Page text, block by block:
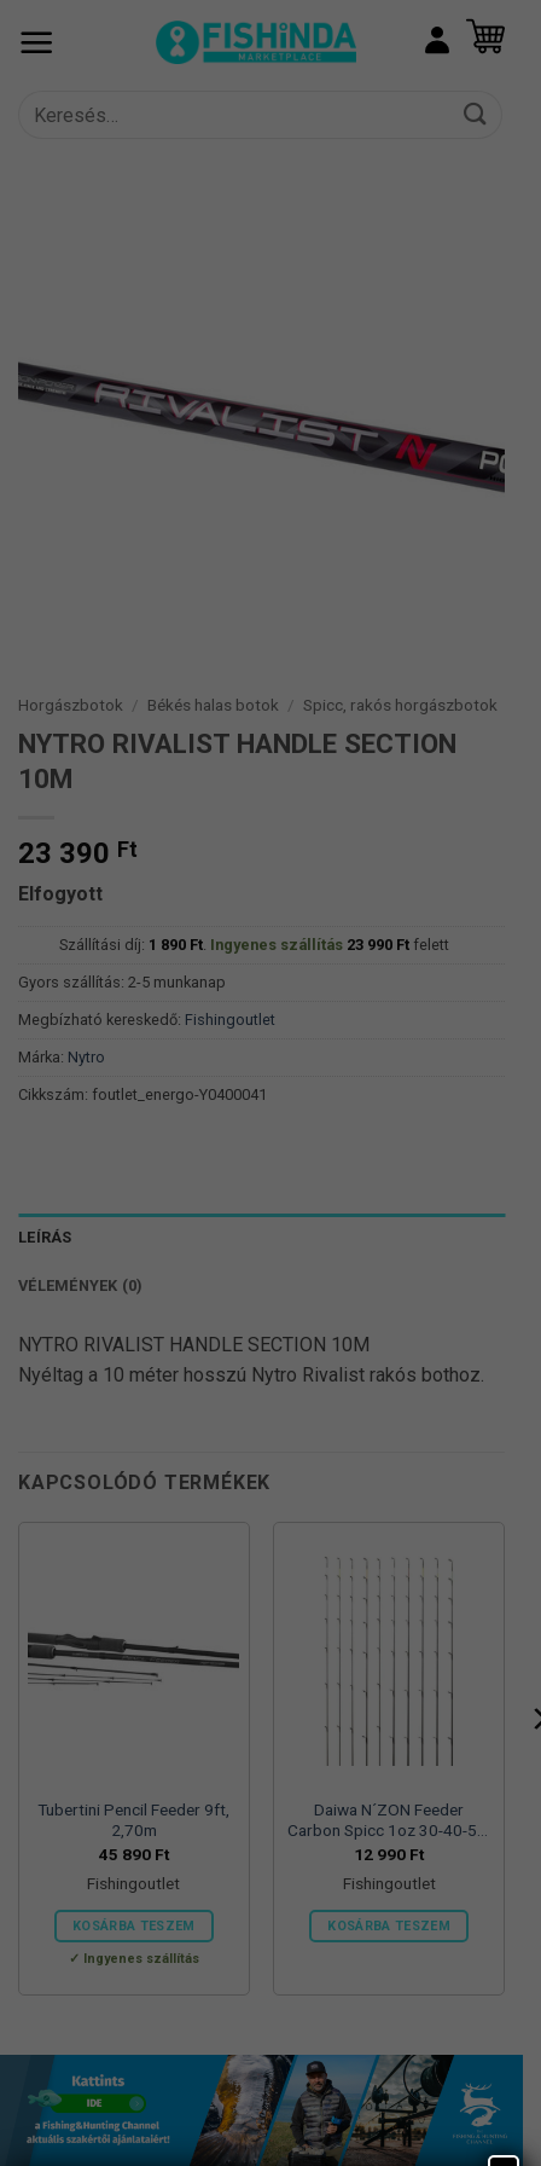
Keresés
Horgászbotok / Békés halas botok / Spicc, rakós horgászbotok
NYTRO RIVALIST HANDLE SECTION
10M
23 390 Ft
Elfogyott
Szállítási díj: 1 890 Ft. Ingyenes szállítás 23 990 Ftfelett
Gyors szállítás: 2-5 munkanap
Megbízható kereskedő: Fishingoutlet
Márka: Nytro
Cikkszám: foutlet_energo-Y0400041
LEÍRÁS
VÉLEMÉNYEK (0)
NYTRO RIVALIST HANDLE SECTION 10M
Nyéltag a 10 méter hosszú Nytro Rivalist rakós bothoz.
KAPCSOLÓDÓ TERMÉKEK
Tubertini Pencil Feeder 9ft,
2,70m
45 890 Ft
Fishingoutlet
KOSÁRBA TESZEM
Ingyenes szállítás
Daiwa N´ZON Feeder
Carbon Spicc 1oz 30-40-50-
60gr-os botokhoz
12 990 Ft
Fishingoutlet
KOSÁRBA TESZEM